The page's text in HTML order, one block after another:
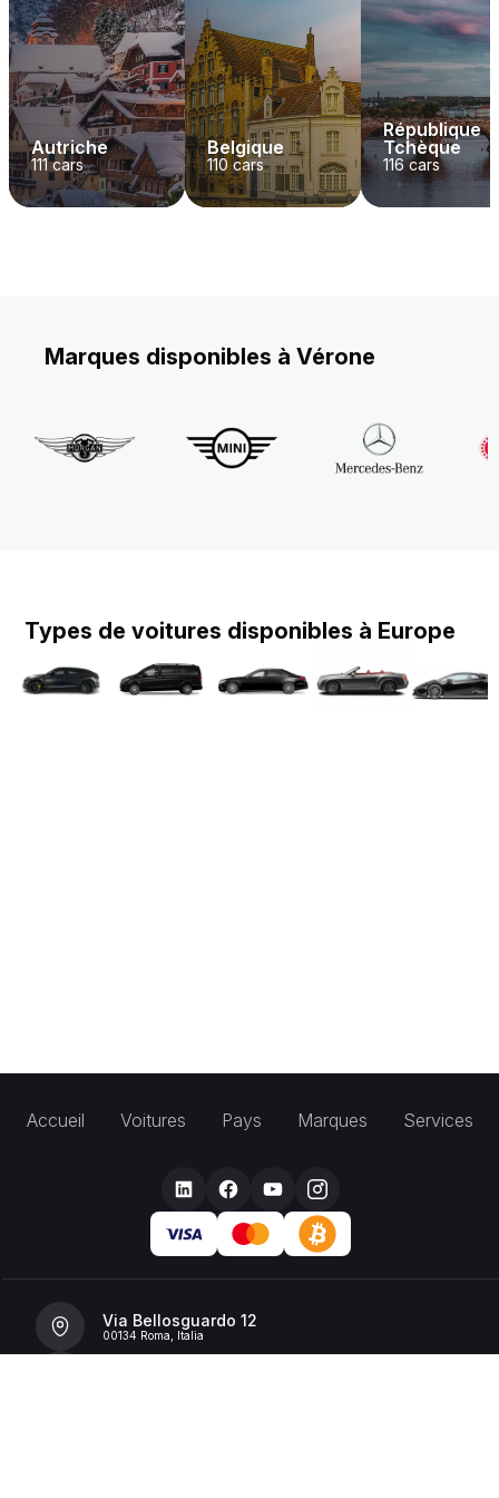
Autriche
111cars
Belgique
110 cars
République
Tchèque
116cars
Marques disponibles à Vérone
Types de voitures disponibles à Europe
Accueil Voitures Pays Marques Services
Via Bellosguardo 12
00134 Roma, Italia